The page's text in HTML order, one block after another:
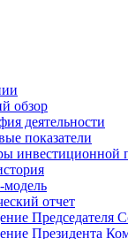
обзор
деятельности
показатели
инвестиционной
модель
отчет
Председателя
Президента